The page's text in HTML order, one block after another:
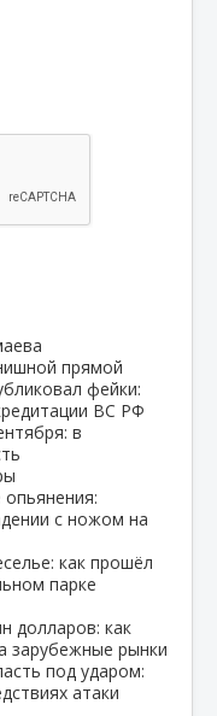
прямой
фейки:
ВС РФ
в
с ножом на
как прошёл
парке
долларов: как
зарубежные рынки
под ударом:
атаки